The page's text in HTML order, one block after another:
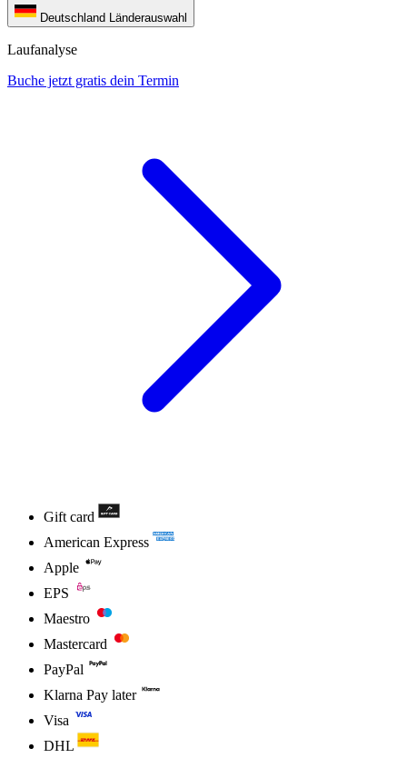
Deutschland Länderauswahl
Laufanalyse
Buche jetzt gratis dein Termin
Gift card
American Express
Apple
EPS
Maestro
Mastercard
PayPal
Klarna Pay later
Visa
DHL